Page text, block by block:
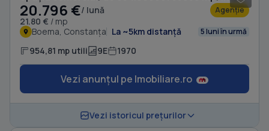
20.796 €/ lună
21.80 € / mp
Agenție
Boema, Constanța La ~5km distanță 5 luni în urmă
954,81 mp utili 9E 1970
Vezi anunțul pe Imobiliare.ro
Vezi istoricul prețurilor